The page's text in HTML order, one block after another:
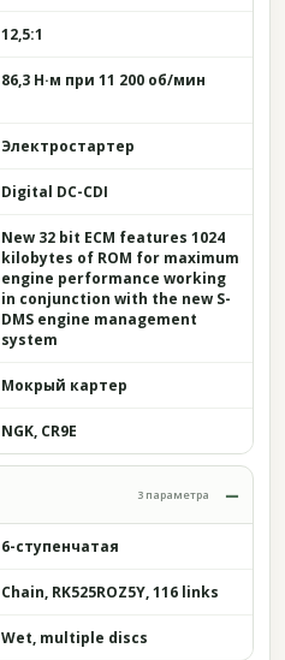
12,5:1
86,3 Н·м при 11 200 об/мин
Электростартер
Digital DC-CDI
New 32 bit ECM features 1024
kilobytes of ROM for maximum
engine performance working
in conjunction with the new S-
DMS engine management
system
Мокрый картер
NGK, CR9E
3 параметра
6-ступенчатая
Chain, RK525ROZ5Y, 116 links
Wet, multiple discs